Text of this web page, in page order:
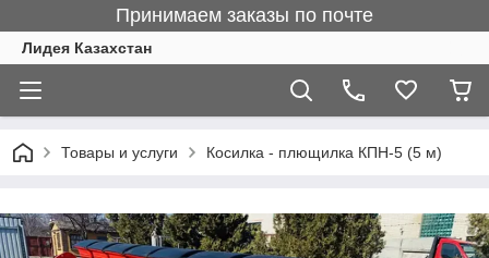
Принимаем заказы по почте
Лидея Казахстан
Товары и услуги Косилка - плющилка КПН-5 (5 м)